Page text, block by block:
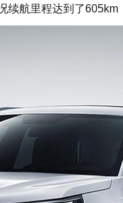
航里程达到了605km